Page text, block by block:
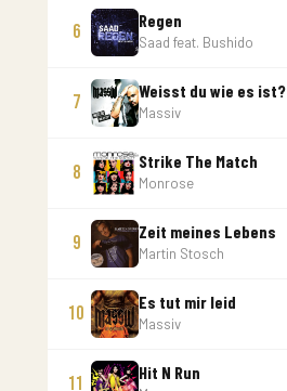
6
Regen
Saad feat. Bushido
7
Weisst du wie es ist?
Massiv
8
Strike The Match
Monrose
9
Zeit meines Lebens
Martin Stosch
10
Es tut mir leid
Massiv
11
Hit N Run